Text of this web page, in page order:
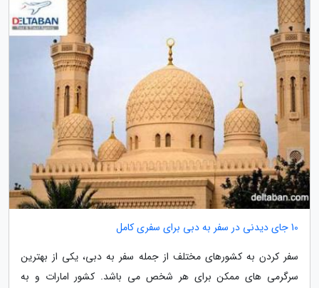
10 جای دیدنی در سفر به دبی برای سفری کامل
سفر کردن به کشورهای مختلف از جمله سفر به دبی، یکی از بهترین
سرگرمی های ممکن برای هر شخص می باشد. کشور امارات و به